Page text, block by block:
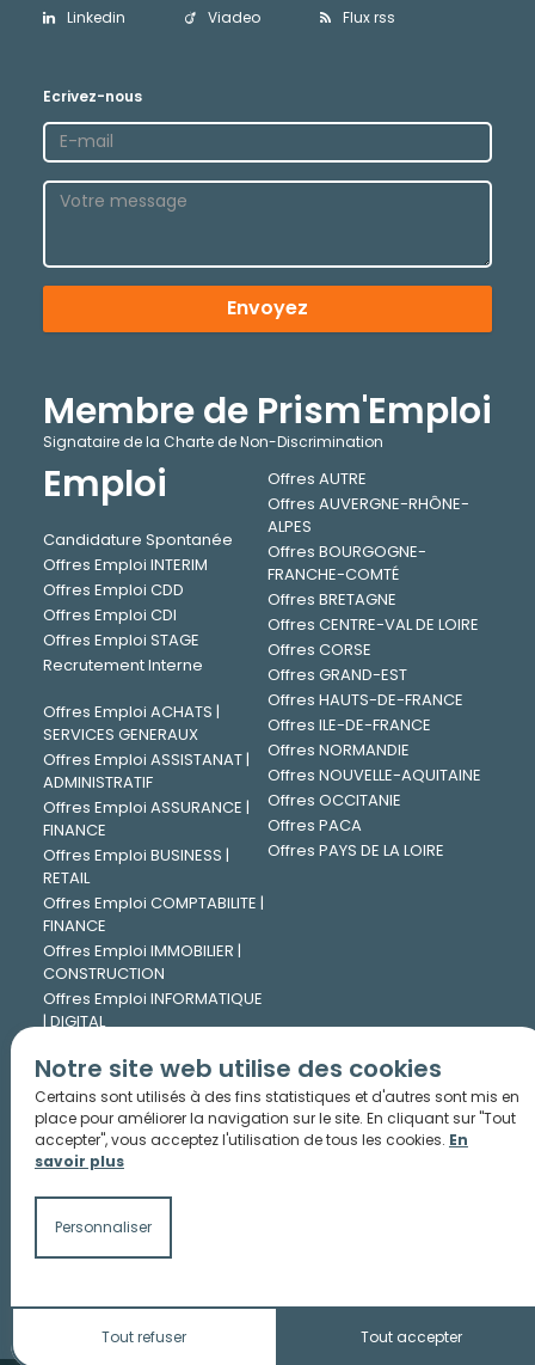
Notre site web utilise des cookies
Certains sont utilisés à des fins statistiques et d'autres sont mis en
place pour améliorer la navigation sur le site. En cliquant sur "Tout
accepter", vous acceptez l'utilisation de tous les cookies. En
savoir plus
Personnaliser
Tout refuser Tout accepter
Linkedin Viadeo Flux rss
Ecrivez-nous
Envoyez
Membre de Prism'Emploi
Signataire de la Charte de Non-Discrimination
Emploi
Candidature Spontanée
Offres Emploi INTERIM
Offres Emploi CDD
Offres Emploi CDI
Offres Emploi STAGE
Recrutement Interne
Offres Emploi ACHATS |
SERVICES GENERAUX
Offres Emploi ASSISTANAT |
ADMINISTRATIF
Offres Emploi ASSURANCE |
FINANCE
Offres Emploi BUSINESS |
RETAIL
Offres Emploi COMPTABILITE |
FINANCE
Offres Emploi IMMOBILIER |
CONSTRUCTION
Offres Emploi INFORMATIQUE
| DIGITAL
TECHNIQUE
Offres Emploi JURIDIQUE
Offres Emploi LOGISTIQUE |
TRANSPORT
Offres Emploi MARKETING |
CHIMIE
Offres Emploi RESSOURCES
Offres AUTRE
Offres AUVERGNE-RHÔNE-
ALPES
Offres BOURGOGNE-
FRANCHE-COMTÉ
Offres BRETAGNE
Offres CENTRE-VAL DE LOIRE
Offres CORSE
Offres GRAND-EST
Offres HAUTS-DE-FRANCE
Offres ILE-DE-FRANCE
Offres NORMANDIE
Offres NOUVELLE-AQUITAINE
Offres OCCITANIE
Offres PACA
Offres PAYS DE LA LOIRE